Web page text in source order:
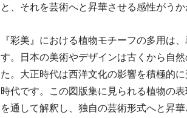
と、それを芸術へと昇華させる感性がう
『彩美』における植物モチーフの多用は
す。日本の美術やデザインは古くから自
た。大正時代は西洋文化の影響を積極的
時代です。この図版集に見られる植物の
を通して解釈し、独自の芸術形式へと昇